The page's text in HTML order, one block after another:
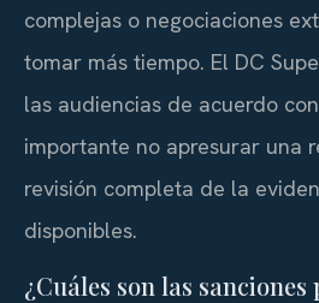
complejas o negociaciones
tomar más tiempo. El DC
las audiencias de acuerdo
importante no apresurar una
revisión completa de la
disponibles.
¿Cuáles son las